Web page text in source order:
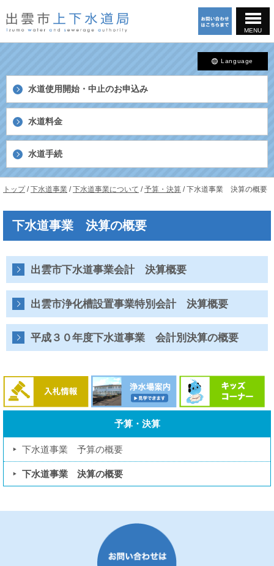
Language
水道使用開始・中止のお申込み
水道料金
水道手続
根
市
道
MENU
現
の
トップ/下水道事業 /下水道事業について /予算・決算 /下水道事業 決算の概要
下水道事業 決算の概要
出雲市下水道事業会計 決算概要
出雲市浄化槽設置事業特別会計 決算概要
平成３０年度下水道事業 会計別決算の概要
予算・決算
下水道事業 予算の概要
下水道事業 決算の概要